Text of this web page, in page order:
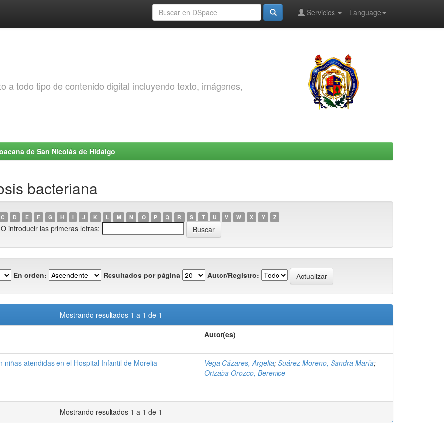
Language
Servicios
a todo tipo de contenido digital incluyendo texto, imágenes,
de San Nicolás de Hidalgo
bacteriana
C D E F G H I J K L M N O P Q R S T U V W X Y Z
O introducir las primeras letras:
En orden: Resultados por página Autor/Registro:
Mostrando resultados 1 a 1 de 1
Autor(es)
niñas atendidas en el Hospital Infantil de Morelia Vega Cázares, Argelia; Suárez Moreno, Sandra María;
Orizaba Orozco, Berenice
Mostrando resultados 1 a 1 de 1